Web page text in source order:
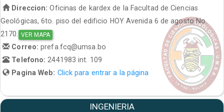
Direccion: Oficinas de kardex de la Facultad de Ciencias
Geológicas, 6to. piso del edificio HOY Avenida 6 de agosto No.
2170. VER MAPA
Correo:prefa.fcq@umsa.bo
Telefono:2441983 int. 109
Pagina Web: Click para entrar a la página
INGENIERIA